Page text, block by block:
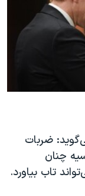
ضربات
چنان
تاب بیاورد.